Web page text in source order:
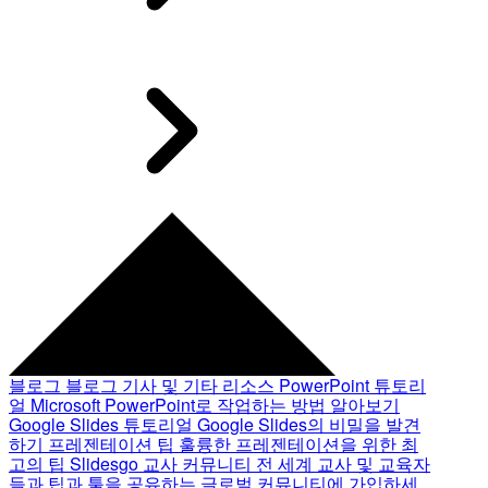
블로그 블로그 기사 및 기타 리소스 PowerPoint 튜토리
얼 Microsoft PowerPoint로 작업하는 방법 알아보기
Google Slides 튜토리얼 Google Slides의 비밀을 발견
하기 프레젠테이션 팁 훌륭한 프레젠테이션을 위한 최
고의 팁 Slidesgo 교사 커뮤니티 전 세계 교사 및 교육자